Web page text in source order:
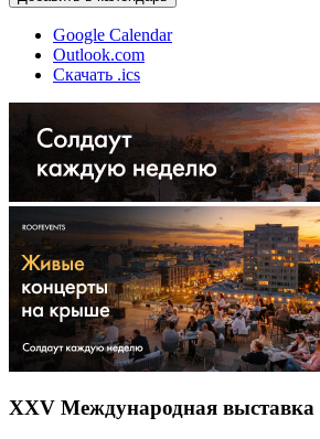
Google Calendar
Outlook.com
Скачать .ics
XXV Международная